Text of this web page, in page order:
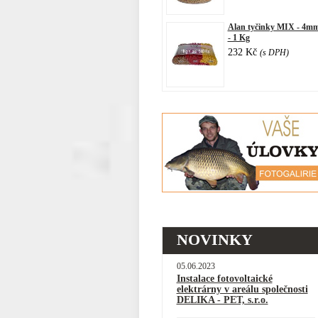
Alan tyčinky MIX -
- 1 Kg
232 Kč (s DPH)
NOVINKY
05.06.2023
Instalace fotovoltaické
elektrárny v areálu společnosti
DELIKA - PET, s.r.o.